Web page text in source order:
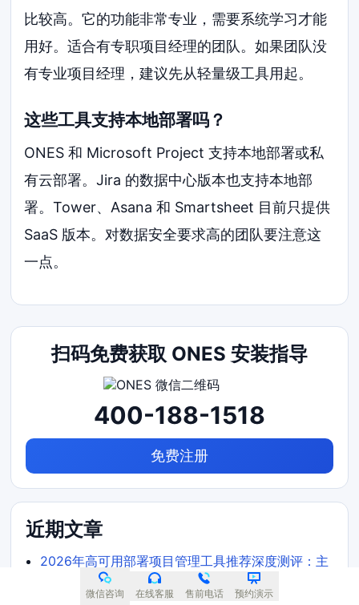
比较高。它的功能非常专业，需要系统学习才能
用好。适合有专职项目经理的团队。如果团队没
有专业项目经理，建议先从轻量级工具用起。
这些工具支持本地部署吗？
ONES 和 Microsoft Project 支持本地部署或私
有云部署。Jira 的数据中心版本也支持本地部
署。Tower、Asana 和 Smartsheet 目前只提供
SaaS 版本。对数据安全要求高的团队要注意这
一点。
扫码免费获取 ONES 安装指导
400-188-1518
免费注册
近期文章
2026年高可用部署项目管理工具推荐深度测评：主
流软件对比与选型建议
微信咨询 在线客服 售前电话 预约演示